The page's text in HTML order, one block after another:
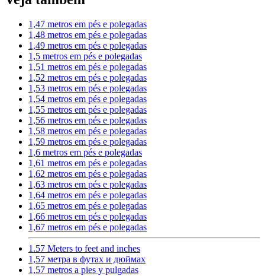
1,47 metros em pés e polegadas
1,48 metros em pés e polegadas
1,49 metros em pés e polegadas
1,5 metros em pés e polegadas
1,51 metros em pés e polegadas
1,52 metros em pés e polegadas
1,53 metros em pés e polegadas
1,54 metros em pés e polegadas
1,55 metros em pés e polegadas
1,56 metros em pés e polegadas
1,58 metros em pés e polegadas
1,59 metros em pés e polegadas
1,6 metros em pés e polegadas
1,61 metros em pés e polegadas
1,62 metros em pés e polegadas
1,63 metros em pés e polegadas
1,64 metros em pés e polegadas
1,65 metros em pés e polegadas
1,66 metros em pés e polegadas
1,67 metros em pés e polegadas
1.57 Meters to feet and inches
1,57 метра в футах и дюймах
1,57 metros a pies y pulgadas